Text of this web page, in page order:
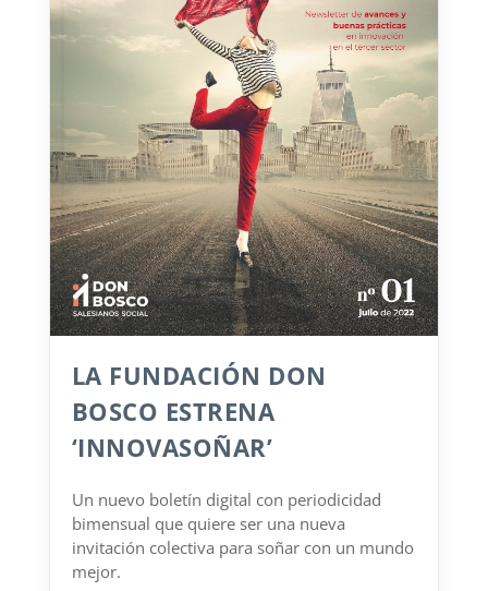
LA FUNDACIÓN DON
BOSCO ESTRENA
‘INNOVASOÑAR’
Un nuevo boletín digital con periodicidad
bimensual que quiere ser una nueva
invitación colectiva para soñar con un mundo
mejor.